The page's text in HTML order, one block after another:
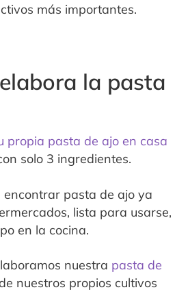
más importantes.
la pasta
propia pasta de ajo en casa
solo 3 ingredientes.
encontrar pasta de ajo ya
lista para usarse,
en la cocina.
nuestra pasta de
nuestros propios cultivos